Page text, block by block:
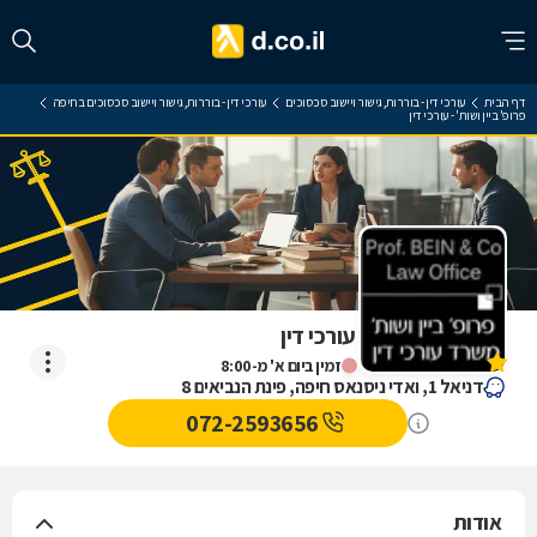
דף הבית עורכי דין - בוררות, גישור ויישוב סכסוכים עורכי דין - בוררות, גישור ויישוב סכסוכים בחיפה
פרופ' ביין ושות' - עורכי דין
זמין ביום א' מ-8:00
פרופ' ביין ושות' - עורכי דין
אין עדיין חוות דעת
דניאל 1, ואדי ניסנאס חיפה, פינת הנביאים 8
072-2593656
אודות